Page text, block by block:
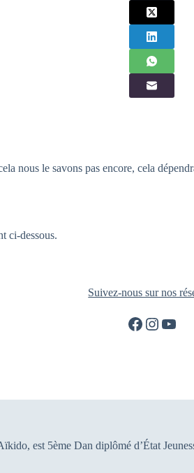
nous le savons pas encore, cela
ci-dessous.
Suivez-nous sur nos
Facebook
est 5ème Dan diplômé d’État